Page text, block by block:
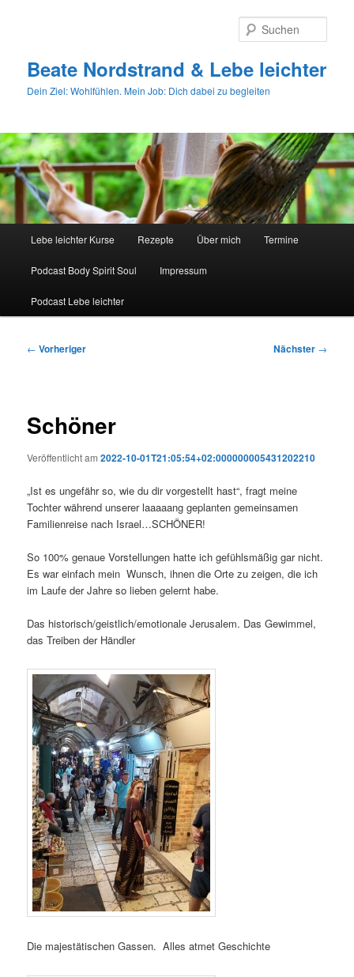
Beate Nordstrand & Lebe leichter
Dein Ziel: Wohlfühlen. Mein Job: Dich dabei zu begleiten
Lebe leichter Kurse Rezepte Über mich Termine
Podcast Body Spirit Soul Impressum
Podcast Lebe leichter
Beitragsnavigation
← Vorheriger Nächster →
Schöner
Veröffentlicht am2022-10-01T21:05:54+02:000000005431202210
„Ist es ungefähr so, wie du dir vorgestellt hast“, fragt meine
Tochter während unserer laaaaang geplanten gemeinsamen
Familienreise nach Israel…SCHÖNER!
So 100% genaue Vorstellungen hatte ich gefühlsmäßig gar nicht.
Es war einfach mein Wunsch, ihnen die Orte zu zeigen, die ich
im Laufe der Jahre so lieben gelernt habe.
Das historisch/geistlich/emotionale Jerusalem. Das Gewimmel,
das Treiben der Händler
Die majestätischen Gassen. Alles atmet Geschichte